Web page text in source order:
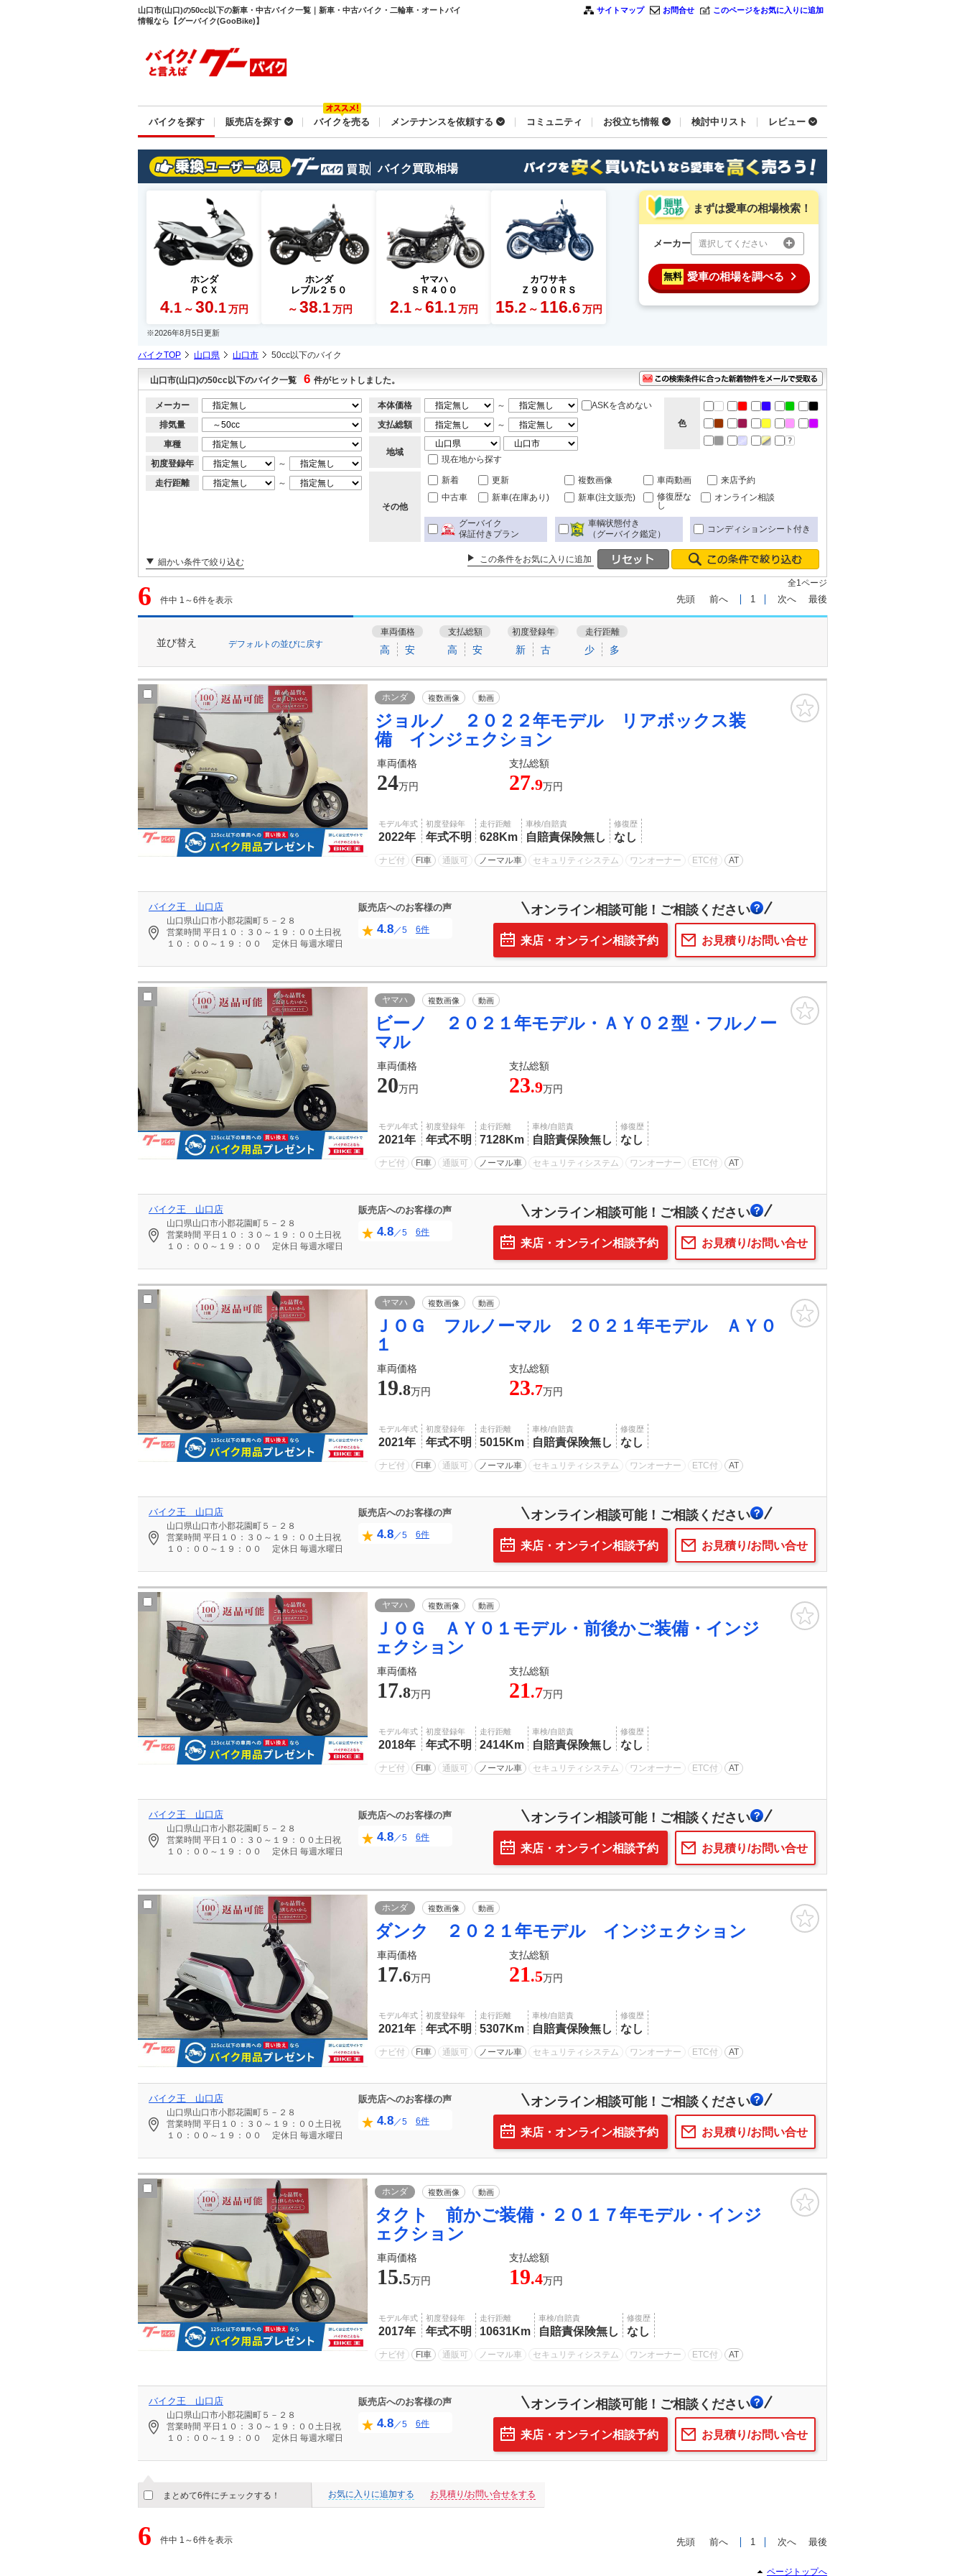
山口市(山口)の50cc以下の新車・中古バイク一覧｜新車・中古バイク・二輪車・オートバイ
情報なら【グーバイク(GooBike)】
サイトマップ お問合せ このページをお気に入りに追加
バイクを探す 販売店を探す バイクを売る メンテナンスを依頼する コミュニティ お役立ち情報 検討中リスト レビュー
バイク買取相場
ホンダ
ＰＣＸ
4.1 ～ 30.1 万円
ホンダ
レブル２５０
～ 38.1 万円
ヤマハ
ＳＲ４００
2.1 ～ 61.1 万円
カワサキ
Ｚ９００ＲＳ
15.2 ～ 116.6 万円
まずは愛車の相場検索！
メーカー 選択してください
無料 愛車の相場を調べる
※2026年8月5日更新
バイクTOP 山口県 山口市 50cc以下のバイク
山口市(山口)の50cc以下のバイク一覧 6 件がヒットしました。
メーカー
排気量
車種
初度登録年
～
走行距離
～
本体価格 ～
ASKを含めない
支払総額
～
地域
現在地から探す
色
その他
新着 更新 複数画像 車両動画
来店予約
中古車
新車(在庫あり) 新車(注文販売)
修復歴な
し
オンライン相談
グーバイク
保証付きプラン
車輌状態付き
（グーバイク鑑定）
コンディションシート付き
細かい条件で絞り込む この条件をお気に入りに追加
6 件中 1～6件を表示
全1ページ
先頭 前へ 1 次へ 最後
並び替え デフォルトの並びに戻す
車両価格
高 安
支払総額
高 安
初度登録年
新 古
走行距離
少 多
ホンダ 複数画像 動画
ジョルノ ２０２２年モデル リアボックス装
備 インジェクション
車両価格 支払総額
24万円 27.9万円
モデル年式
2022年
初度登録年
年式不明
走行距離
628Km
車検/自賠責
自賠責保険無し
修復歴
なし
ナビ付 FI車 通販可 ノーマル車 セキュリティシステム ワンオーナー ETC付 AT
バイク王 山口店
山口県山口市小郡花園町５－２８
営業時間 平日１０：３０～１９：００土日祝
１０：００～１９：００
定休日 毎週水曜日
販売店へのお客様の声
4.8／5 6件
オンライン相談可能！ご相談ください
お見積り/お問い合せ
来店・オンライン相談予約
ヤマハ 複数画像 動画
ビーノ ２０２１年モデル・ＡＹ０２型・フルノー
マル
車両価格 支払総額
20万円 23.9万円
モデル年式
2021年
初度登録年
年式不明
走行距離
7128Km
車検/自賠責
自賠責保険無し
修復歴
なし
ナビ付 FI車 通販可 ノーマル車 セキュリティシステム ワンオーナー ETC付 AT
バイク王 山口店
山口県山口市小郡花園町５－２８
営業時間 平日１０：３０～１９：００土日祝
１０：００～１９：００
定休日 毎週水曜日
販売店へのお客様の声
4.8／5 6件
オンライン相談可能！ご相談ください
お見積り/お問い合せ
来店・オンライン相談予約
ヤマハ 複数画像 動画
ＪＯＧ フルノーマル ２０２１年モデル ＡＹ０
１
車両価格 支払総額
19.8万円 23.7万円
モデル年式
2021年
初度登録年
年式不明
走行距離
5015Km
車検/自賠責
自賠責保険無し
修復歴
なし
ナビ付 FI車 通販可 ノーマル車 セキュリティシステム ワンオーナー ETC付 AT
バイク王 山口店
山口県山口市小郡花園町５－２８
営業時間 平日１０：３０～１９：００土日祝
１０：００～１９：００
定休日 毎週水曜日
販売店へのお客様の声
4.8／5 6件
オンライン相談可能！ご相談ください
お見積り/お問い合せ
来店・オンライン相談予約
ヤマハ 複数画像 動画
ＪＯＧ ＡＹ０１モデル・前後かご装備・インジ
ェクション
車両価格 支払総額
17.8万円 21.7万円
モデル年式
2018年
初度登録年
年式不明
走行距離
2414Km
車検/自賠責
自賠責保険無し
修復歴
なし
ナビ付 FI車 通販可 ノーマル車 セキュリティシステム ワンオーナー ETC付 AT
バイク王 山口店
山口県山口市小郡花園町５－２８
営業時間 平日１０：３０～１９：００土日祝
１０：００～１９：００
定休日 毎週水曜日
販売店へのお客様の声
4.8／5 6件
オンライン相談可能！ご相談ください
お見積り/お問い合せ
来店・オンライン相談予約
ホンダ 複数画像 動画
ダンク ２０２１年モデル インジェクション
車両価格 支払総額
17.6万円 21.5万円
モデル年式
2021年
初度登録年
年式不明
走行距離
5307Km
車検/自賠責
自賠責保険無し
修復歴
なし
ナビ付 FI車 通販可 ノーマル車 セキュリティシステム ワンオーナー ETC付 AT
バイク王 山口店
山口県山口市小郡花園町５－２８
営業時間 平日１０：３０～１９：００土日祝
１０：００～１９：００
定休日 毎週水曜日
販売店へのお客様の声
4.8／5 6件
オンライン相談可能！ご相談ください
お見積り/お問い合せ
来店・オンライン相談予約
ホンダ 複数画像 動画
タクト 前かご装備・２０１７年モデル・インジ
ェクション
車両価格 支払総額
15.5万円 19.4万円
モデル年式
2017年
初度登録年
年式不明
走行距離
10631Km
車検/自賠責
自賠責保険無し
修復歴
なし
ナビ付 FI車 通販可 ノーマル車 セキュリティシステム ワンオーナー ETC付 AT
バイク王 山口店
山口県山口市小郡花園町５－２８
営業時間 平日１０：３０～１９：００土日祝
１０：００～１９：００
定休日 毎週水曜日
販売店へのお客様の声
4.8／5 6件
オンライン相談可能！ご相談ください
お見積り/お問い合せ
来店・オンライン相談予約
まとめて6件にチェックする！ お気に入りに追加する お見積り/お問い合せをする
6 件中 1～6件を表示 先頭 前へ 1 次へ 最後
ページトップへ